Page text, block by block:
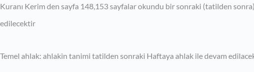
Kuranı Kerim den sayfa 148,153 sayfalar okundu bir sonraki (tatilden
edilecektir
Temel ahlak: ahlakin tanimi tatilden sonraki Haftaya ahlak ile devam